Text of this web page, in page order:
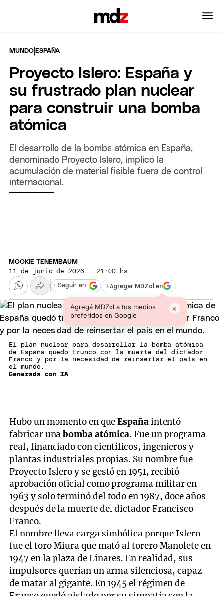
MUNDO |ESPAÑA
Proyecto Islero: España y
su frustrado plan nuclear
para construir una bomba
atómica
El desarrollo de la bomba atómica en España,
denominado Proyecto Islero, implicó la
acumulación de material fisible fuera de control
internacional.
MOOKIE TENEMBAUM
11 de junio de 2026 · 21:00 hs
+Agregar MDZol en
Agregá MDZol a tus medios
preferidos en Google
×
+ Seguir en
El plan nuclear para desarrollar la bomba atómica
de España quedó trunco con la muerte del dictador
Franco y por la necesidad de reinsertar el país en
el mundo.
Generada con IA
Hubo un momento en queEspañaintentó
fabricar unabomba atómica. Fue un programa
real, financiado con científicos, ingenieros y
plantas industriales propias. Su nombre fue
Proyecto Islero y se gestó en 1951, recibió
aprobación oficial como programa militar en
1963 y solo terminó del todo en 1987, doce años
después de la muerte del dictador Francisco
Franco.
El nombre lleva carga simbólica porque Islero
fue el toro Miura que mató al torero Manolete en
1947 en la plaza de Linares. En realidad, sus
impulsores querían un arma silenciosa, capaz
de matar al gigante. En 1945 el régimen de